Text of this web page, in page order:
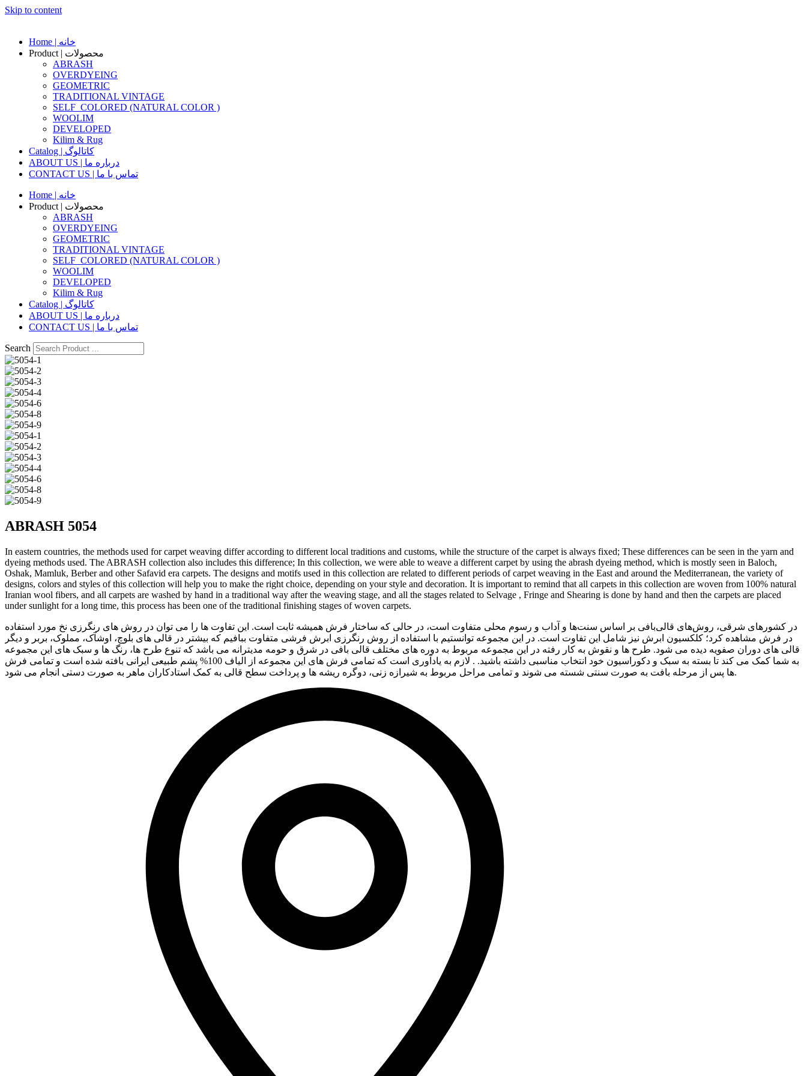
Skip to content
Home | خانه
Product | محصولات
ABRASH
OVERDYEING
GEOMETRIC
TRADITIONAL VINTAGE
SELF_COLORED (NATURAL COLOR )
WOOLIM
DEVELOPED
Kilim & Rug
Catalog | کاتالوگ
ABOUT US | درباره ما
CONTACT US | تماس با ما
Home | خانه
Product | محصولات
ABRASH
OVERDYEING
GEOMETRIC
TRADITIONAL VINTAGE
SELF_COLORED (NATURAL COLOR )
WOOLIM
DEVELOPED
Kilim & Rug
Catalog | کاتالوگ
ABOUT US | درباره ما
CONTACT US | تماس با ما
Search
ABRASH 5054
In eastern countries, the methods used for carpet weaving differ according to different local traditions and customs, while the structure of the carpet is always fixed; These differences can be seen in the yarn and
dyeing methods used. The ABRASH collection also includes this difference; In this collection, we were able to weave a different carpet by using the abrash dyeing method, which is mostly seen in Baloch,
Oshak, Mamluk, Berber and other Safavid era carpets. The designs and motifs used in this collection are related to different periods of carpet weaving in the East and around the Mediterranean, the variety of
designs, colors and styles of this collection will help you to make the right choice, depending on your style and decoration. It is important to remind that all carpets in this collection are woven from 100% natural
Iranian wool fibers, and all carpets are washed by hand in a traditional way after the weaving stage, and all the stages related to Selvage , Fringe and Shearing is done by hand and then the carpets are placed
under sunlight for a long time, this process has been one of the traditional finishing stages of woven carpets.
در کشورهای شرقی، روش‌های قالی‌بافی بر اساس سنت‌ها و آداب و رسوم محلی متفاوت است، در حالی که ساختار فرش همیشه ثابت است. این تفاوت ها را می توان در روش های رنگرزی نخ مورد استفاده
در فرش مشاهده کرد؛ کلکسیون ابرش نیز شامل این تفاوت است. در این مجموعه توانستیم با استفاده از روش رنگرزی ابرش فرشی متفاوت ببافیم که بیشتر در قالی های بلوچ، اوشآک، مملوک، بربر و دیگر
قالی های دوران صفویه دیده می شود. طرح ها و نقوش به کار رفته در این مجموعه مربوط به دوره های مختلف قالی بافی در شرق و حومه مدیترانه می باشد که تنوع طرح ها، رنگ ها و سبک های این مجموعه
به شما کمک می کند تا بسته به سبک و دکوراسیون خود انتخاب مناسبی داشته باشید. . لازم به یادآوری است که تمامی فرش های این مجموعه از الیاف 100% پشم طبیعی ایرانی بافته شده است و تمامی فرش
ها پس از مرحله بافت به صورت سنتی شسته می شوند و تمامی مراحل مربوط به شیرازه زنی، دوگره ریشه ها و پرداخت سطح قالی به کمک استادکاران ماهر به صورت دستی انجام می شود.